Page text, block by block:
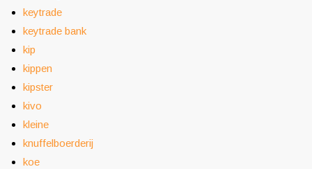
keytrade
keytrade bank
kip
kippen
kipster
kivo
kleine
knuffelboerderij
koe